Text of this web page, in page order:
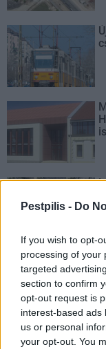
Pestpilis - Do
If you wish to opt-
processing of your
targeted
section to confirm
opt-out request is
interest-based ads
us or personal
your opt-out. You
Helyi